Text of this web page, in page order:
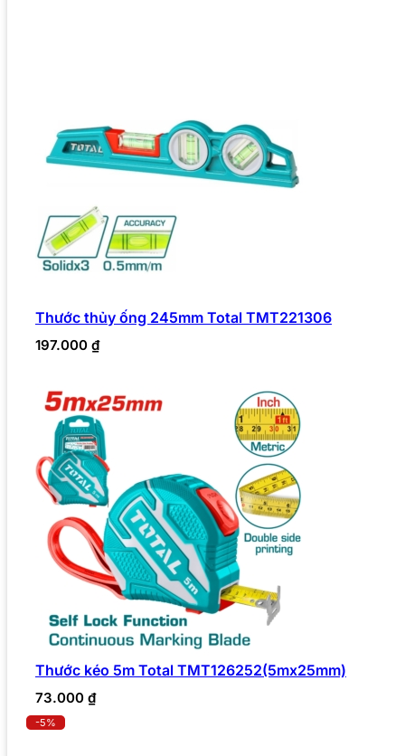
Thước thủy ống 245mm Total TMT221306
197.000 ₫
Thước kéo 5m Total TMT126252(5mx25mm)
73.000 ₫
-5%